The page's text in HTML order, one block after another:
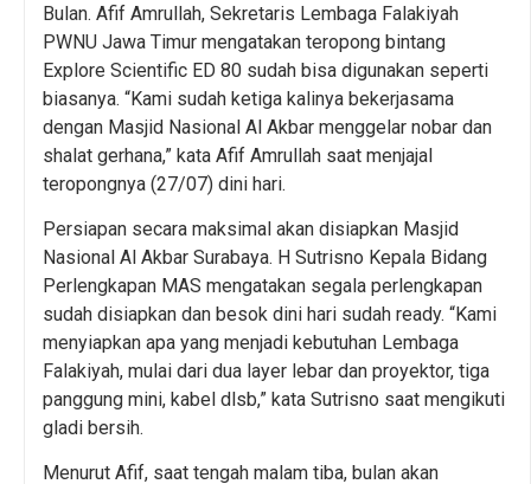
Bulan. Afif Amrullah, Sekretaris Lembaga Falakiyah
PWNU Jawa Timur mengatakan teropong bintang
Explore Scientific ED 80 sudah bisa digunakan seperti
biasanya. “Kami sudah ketiga kalinya bekerjasama
dengan Masjid Nasional Al Akbar menggelar nobar dan
shalat gerhana,” kata Afif Amrullah saat menjajal
teropongnya (27/07) dini hari.
Persiapan secara maksimal akan disiapkan Masjid
Nasional Al Akbar Surabaya. H Sutrisno Kepala Bidang
Perlengkapan MAS mengatakan segala perlengkapan
sudah disiapkan dan besok dini hari sudah ready. “Kami
menyiapkan apa yang menjadi kebutuhan Lembaga
Falakiyah, mulai dari dua layer lebar dan proyektor, tiga
panggung mini, kabel dlsb,” kata Sutrisno saat mengikuti
gladi bersih.
Menurut Afif, saat tengah malam tiba, bulan akan